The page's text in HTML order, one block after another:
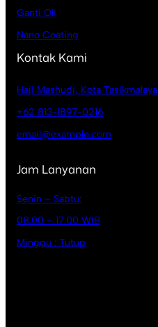
Ganti Oli
Nano Coating
Kontak Kami
Haji Mashudi, Kota Tasikmalaya
+62 813-1897-0216
email@example.com
Jam Lanyanan
Senin – Sabtu:
08.00 – 17.00 WIB
Minggu : Tutup